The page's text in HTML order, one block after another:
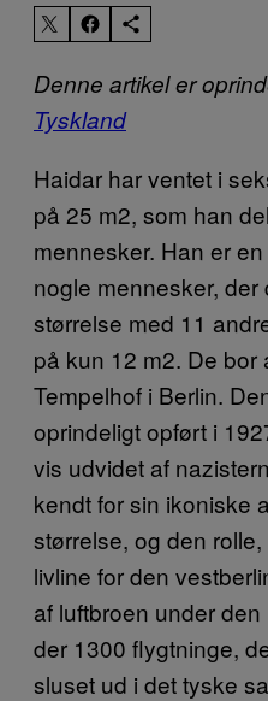
Denne artikel er
Tyskland
Haidar har ventet i
på 25 m2, som han
mennesker. Han er
nogle mennesker,
størrelse med 11
på kun 12 m2. De bor
Tempelhof i Berlin.
oprindeligt opført i
vis udvidet af
kendt for sin ikoniske
størrelse, og den
livline for den
af luftbroen under
der 1300 flygtninge,
sluset ud i det tyske